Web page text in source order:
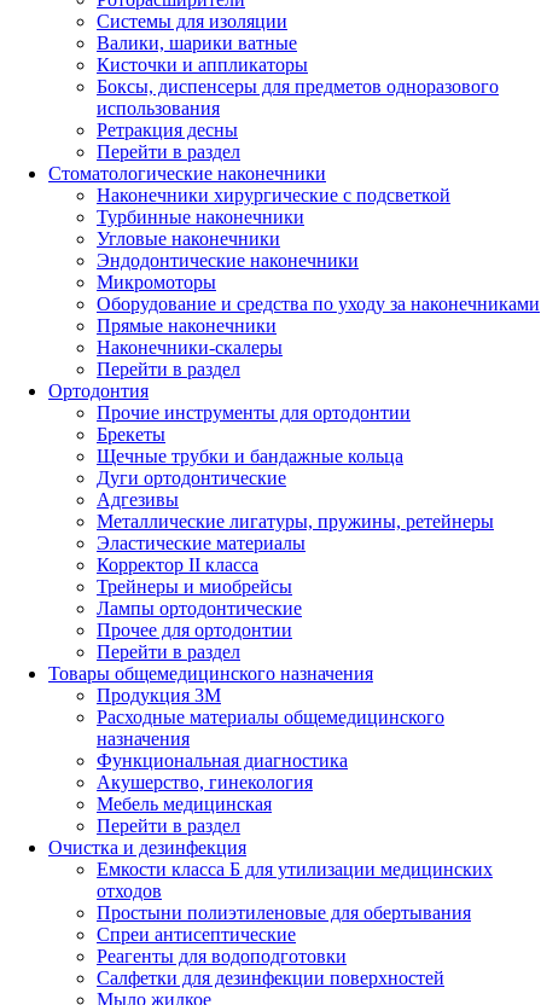
Системы для изоляции
Валики, шарики ватные
Кисточки и аппликаторы
Боксы, диспенсеры для предметов одноразового
использования
Ретракция десны
Перейти в раздел
Стоматологические наконечники
Наконечники хирургические с подсветкой
Турбинные наконечники
Угловые наконечники
Эндодонтические наконечники
Микромоторы
Оборудование и средства по уходу за наконечниками
Прямые наконечники
Наконечники-скалеры
Перейти в раздел
Ортодонтия
Прочие инструменты для ортодонтии
Брекеты
Щечные трубки и бандажные кольца
Дуги ортодонтические
Адгезивы
Металлические лигатуры, пружины, ретейнеры
Эластические материалы
Корректор II класса
Трейнеры и миобрейсы
Лампы ортодонтические
Прочее для ортодонтии
Перейти в раздел
Товары общемедицинского назначения
Продукция 3М
Расходные материалы общемедицинского
назначения
Функциональная диагностика
Акушерство, гинекология
Мебель медицинская
Перейти в раздел
Очистка и дезинфекция
Емкости класса Б для утилизации медицинских
отходов
Простыни полиэтиленовые для обертывания
Спреи антисептические
Реагенты для водоподготовки
Салфетки для дезинфекции поверхностей
Мыло жидкое